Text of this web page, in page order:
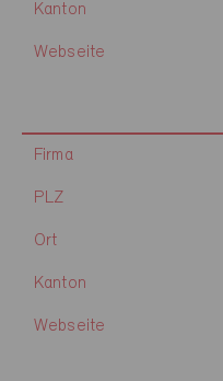
Kanton
Webseite
Firma
PLZ
Ort
Kanton
Webseite